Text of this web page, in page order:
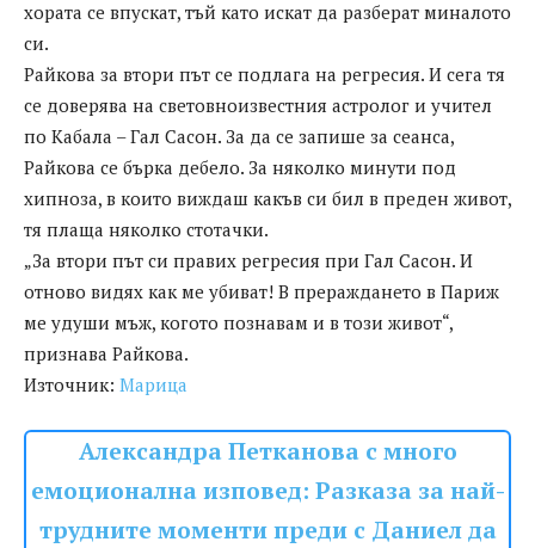
хората се впускат, тъй като искат да разберат миналото
си.
Райкова за втори път се подлага на регресия. И сега тя
се доверява на световноизвестния астролог и учител
по Кабала – Гал Сасон. За да се запише за сеанса,
Райкова се бърка дебело. За няколко минути под
хипноза, в които виждаш какъв си бил в преден живот,
тя плаща няколко стотачки.
„За втори път си правих регресия при Гал Сасон. И
отново видях как ме убиват! В прераждането в Париж
ме удуши мъж, когото познавам и в този живот“,
признава Райкова.
Източник: Марица
Александра Петканова с много
емоционална изповед: Разказа за най-
трудните моменти преди с Даниел да